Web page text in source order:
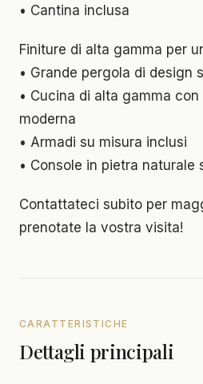
• Cantina inclusa
Finiture di alta gamma per
• Grande pergola di design
• Cucina di alta gamma
moderna
• Armadi su misura inclusi
• Console in pietra naturale
Contattateci subito per
prenotate la vostra visita!
CARATTERISTICHE
Dettagli principali